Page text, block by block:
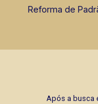
Reforma de
Após a busca